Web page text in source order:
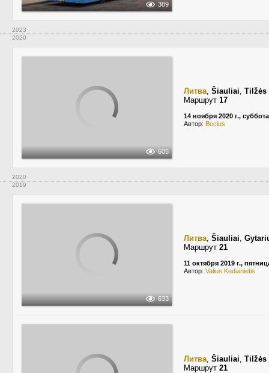
389
2023
2020
605
Литва, Šiauliai, Tilžės
Маршрут 17
14 ноября 2020 г., суббота
Автор: Bocius
2020
2019
633
Литва, Šiauliai,
Маршрут 21
11 октября 2019 г.,
Автор: Valius Kedainietis
Литва, Šiauliai, Tilžės
Маршрут 21